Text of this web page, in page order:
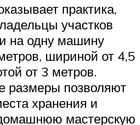
практика,
участков
на одну машину
шириной от 4,5
от 3 метров.
размеры позволяют
хранения и
мастерскую